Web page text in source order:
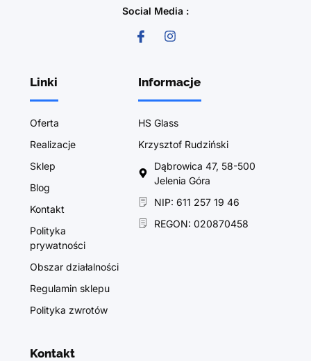
Social Media :
Linki
Oferta
Realizacje
Sklep
Blog
Kontakt
Polityka
prywatności
Obszar działalności
Regulamin sklepu
Polityka zwrotów
Informacje
HS Glass
Krzysztof Rudziński
Dąbrowica 47, 58-500
Jelenia Góra
NIP: 611 257 19 46
REGON: 020870458
Kontakt